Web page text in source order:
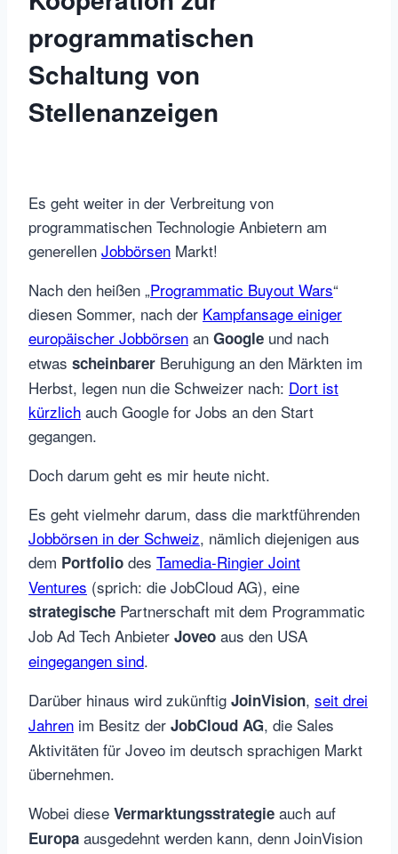
programmatischen
Schaltung von
Stellenanzeigen
Es geht weiter in der Verbreitung von
programmatischen Technologie Anbietern am
generellen Jobbörsen Markt!
Nach den heißen „Programmatic Buyout Wars“
diesen Sommer, nach der Kampfansage einiger
europäischer Jobbörsen an Google und nach
etwas scheinbarer Beruhigung an den Märkten im
Herbst, legen nun die Schweizer nach: Dort ist
kürzlich auch Google for Jobs an den Start
gegangen.
Doch darum geht es mir heute nicht.
Es geht vielmehr darum, dass die marktführenden
Jobbörsen in der Schweiz, nämlich diejenigen aus
dem Portfolio des Tamedia-Ringier Joint
Ventures (sprich: die JobCloud AG), eine
strategische Partnerschaft mit dem Programmatic
Job Ad Tech Anbieter Joveo aus den USA
eingegangen sind.
Darüber hinaus wird zukünftig JoinVision, seit drei
Jahren im Besitz der JobCloud AG, die Sales
Aktivitäten für Joveo im deutsch sprachigen Markt
übernehmen.
Wobei diese Vermarktungsstrategie auch auf
Europa ausgedehnt werden kann, denn JoinVision